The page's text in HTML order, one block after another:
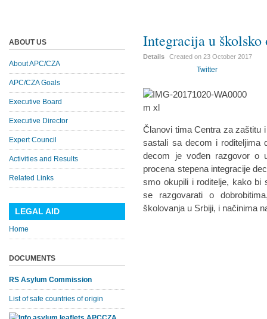
Integracija u školsko
Details Created on23 October 2017
Twitter
Članovi tima Centra za zaštitu
sastali sa decom i roditeljima
decom je vođen razgovor o
procena stepena integracije
smo okupili i roditelje, kako bi
se razgovarati o
školovanja u Srbiji, i načinima
ABOUT US
About APC/CZA
APC/CZA Goals
Executive Board
Executive Director
Expert Council
Activities and Results
Related Links
LEGAL AID
Home
DOCUMENTS
RS Asylum Commission
List of safe countries of origin